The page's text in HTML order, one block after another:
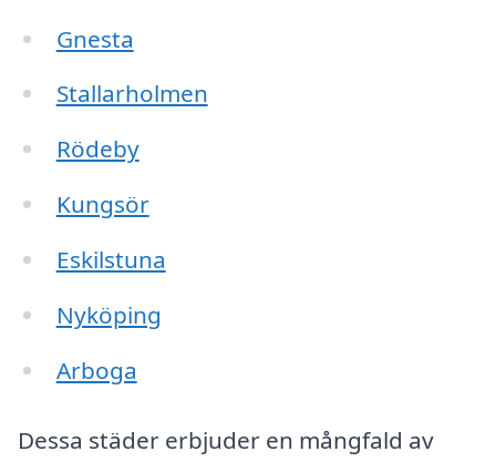
Gnesta
Stallarholmen
Rödeby
Kungsör
Eskilstuna
Nyköping
Arboga
Dessa städer erbjuder en mångfald av